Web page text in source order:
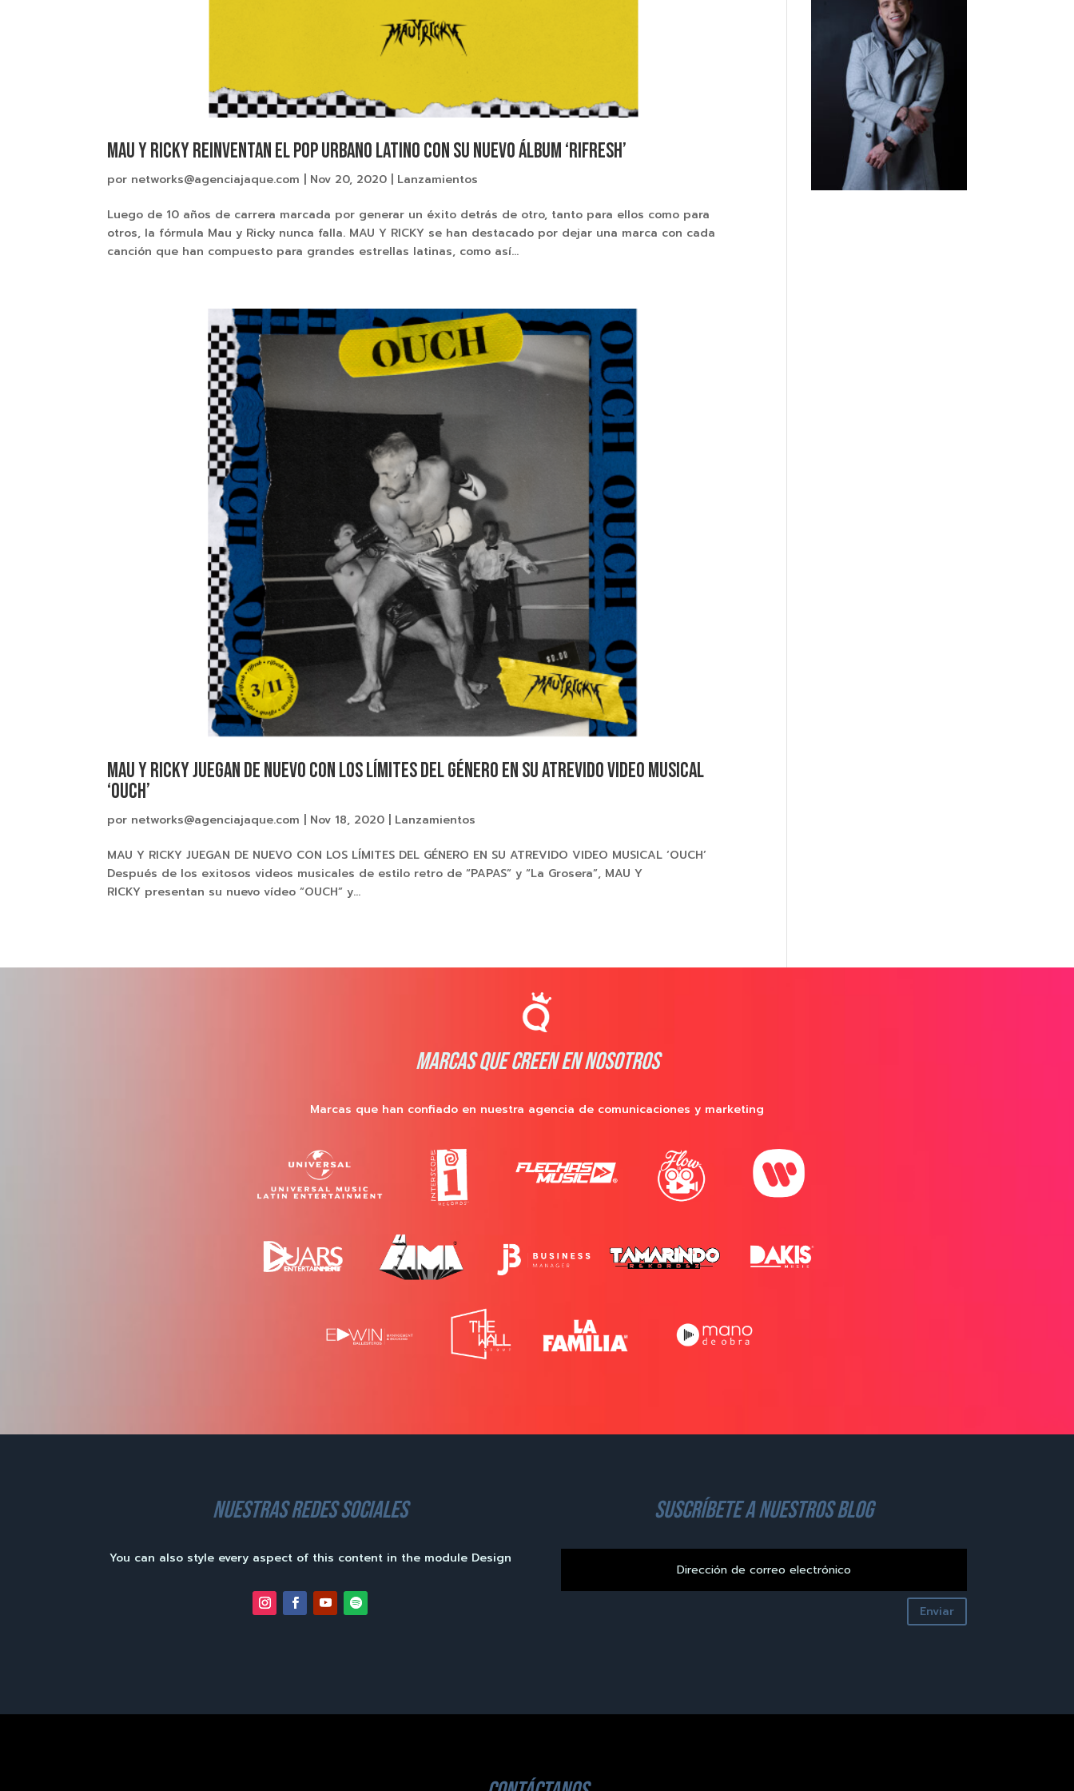
MAU Y RICKY REINVENTAN EL POP URBANO LATINO CON SU NUEVO ÁLBUM ‘rifresh’
por networks@agenciajaque.com | Nov 20, 2020 | Lanzamientos
Luego de 10 años de carrera marcada por generar un éxito detrás de otro, tanto para ellos como para
otros, la fórmula Mau y Ricky nunca falla. MAU Y RICKY se han destacado por dejar una marca con cada
canción que han compuesto para grandes estrellas latinas, como así...
MAU Y RICKY JUEGAN DE NUEVO CON LOS LÍMITES DEL GÉNERO EN SU ATREVIDO VIDEO MUSICAL
‘OUCH’
por networks@agenciajaque.com Nov 18, 2020 Lanzamientos
MAU Y RICKY JUEGAN DE NUEVO CON LOS LÍMITES DEL GÉNERO EN SU ATREVIDO VIDEO MUSICAL ‘OUCH’
Después de los exitosos videos musicales de estilo retro de “PAPAS” y “La Grosera”, MAU Y
RICKY presentan su nuevo vídeo “OUCH” y...
MARCAS QUE CREEN EN NOSOTROS
Marcas que han confiado en nuestra agencia de comunicaciones y marketing
nuestras redes sociales
You can also style every aspect of this content in the module Design
suscríbete a nuestros blog
Enviar